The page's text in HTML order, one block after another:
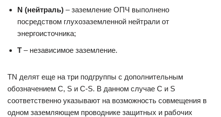
N (нейтраль) – заземление ОПЧ выполнено
посредством глухозаземленной нейтрали от
энергоисточника;
Т – независимое заземление.
TN делят еще на три подгруппы с дополнительным
обозначением С, S и С-S. В данном случае С и S
соответственно указывают на возможность совмещения в
одном заземляющем проводнике защитных и рабочих